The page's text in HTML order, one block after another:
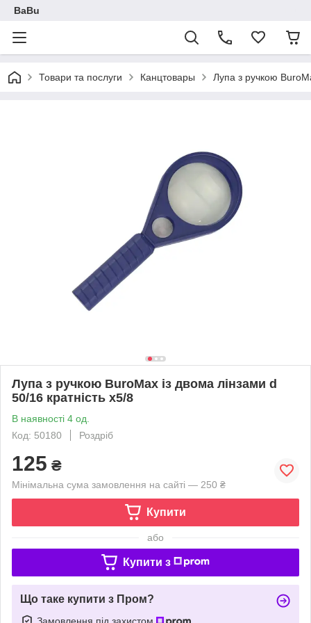
BaBu
Товари та послуги Канцтовары Лупа з ручкою
Лупа з ручкою BuroMax із двома лінзами d
50/16 кратність х5/8
В наявності 4 од.
Код: 50180
Роздріб
125 ₴
Мінімальна сума замовлення на сайті — 250 ₴
Купити
або
Купити з
Що таке купити з Пром?
Замовлення під захистом